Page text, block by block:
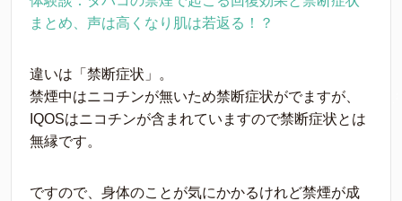
まとめ、声は高くなり肌は若返る！？
違いは「禁断症状」。
禁煙中はニコチンが無いため禁断症状がでますが、
IQOSはニコチンが含まれていますので禁断症状とは
無縁です。
ですので、身体のことが気にかかるけれど禁煙が成